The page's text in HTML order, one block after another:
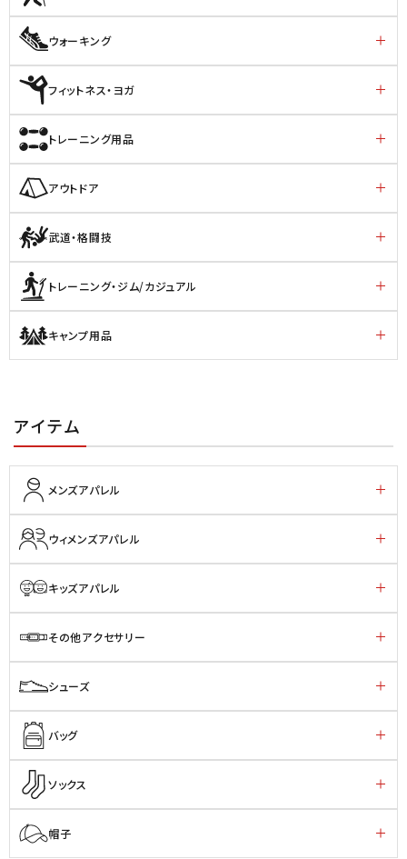
ウォーキング
フィットネス・ヨガ
トレーニング用品
アウトドア
武道・格闘技
トレーニング・ジム/カジュアル
キャンプ用品
アイテム
メンズアパレル
ウィメンズアパレル
キッズアパレル
その他アクセサリー
シューズ
バッグ
ソックス
帽子